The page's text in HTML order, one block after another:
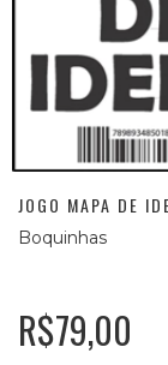
JOGO MAPA DE
Boquinhas
R$79,00